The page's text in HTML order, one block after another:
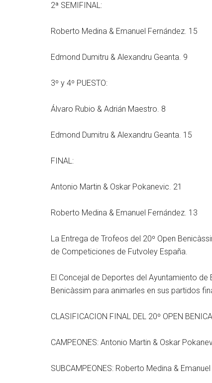
2ª SEMIFINAL:
Roberto Medina & Emanuel Fernández. 15
Edmond Dumitru & Alexandru Geanta. 9
3º y 4º PUESTO:
Álvaro Rubio & Adrián Maestro. 8
Edmond Dumitru & Alexandru Geanta. 15
FINAL:
Antonio Martin & Oskar Pokanevic. 21
Roberto Medina & Emanuel Fernández. 13
La Entrega de Trofeos del 20º Open
de Competiciones de Futvoley España.
El Concejal de Deportes del Ayuntamiento
Benicàssim para animarles en sus partidos
CLASIFICACION FINAL DEL 20º OPEN
CAMPEONES: Antonio Martin & Oskar
SUBCAMPEONES: Roberto Medina &